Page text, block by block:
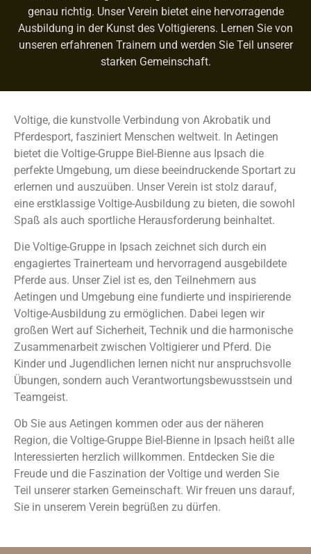
genau richtig. Unser Verein bietet eine hervorragende
Ausbildung in der Kunst des Voltigierens. Lernen Sie von
unseren erfahrenen Trainern und werden Sie Teil unserer
starken Gemeinschaft.
Voltige, die kunstvolle Verbindung von Akrobatik und
Pferdesport, fasziniert Menschen weltweit. In Aetingen
bietet die Voltige-Gruppe Biel-Bienne aus Ipsach die
perfekte Umgebung, um diese beeindruckende Sportart zu
erlernen und auszuüben. Unser Verein ist stolz darauf,
eine erstklassige Voltige-Ausbildung zu bieten, die sowohl
Spaß als auch sportliche Herausforderung beinhaltet.
Die Voltige-Gruppe in Ipsach zeichnet sich durch ein
engagiertes Trainerteam und hervorragend ausgebildete
Pferde aus. Unser Ziel ist es, den Teilnehmern aus
Aetingen und Umgebung eine fundierte und inspirierende
Voltige-Ausbildung zu ermöglichen. Dabei legen wir
großen Wert auf Sicherheit, Technik und die harmonische
Zusammenarbeit zwischen Voltigierer und Pferd. Die
Kinder und Jugendlichen lernen nicht nur anspruchsvolle
Übungen, sondern auch Verantwortungsbewusstsein und
Teamgeist.
Ob Sie aus Aetingen kommen oder aus der näheren
Region, die Voltige-Gruppe Biel-Bienne in Ipsach heißt alle
Interessierten herzlich willkommen. Entdecken Sie die
Freude und die Faszination der Voltige und werden Sie
Teil unserer starken Gemeinschaft. Wir freuen uns darauf,
Sie in unserem Verein begrüßen zu dürfen.